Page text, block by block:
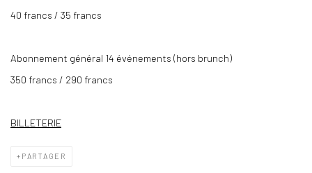
40 francs / 35 francs
Abonnement général 14 événements (hors brunch)
350 francs / 290 francs
BILLETERIE
PARTAGER